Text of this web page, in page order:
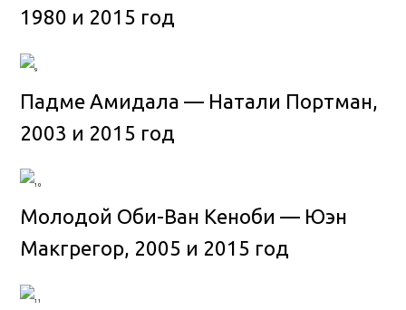
1980 и 2015 год
Падме Амидала — Натали Портман,
2003 и 2015 год
Молодой Оби-Ван Кеноби — Юэн
Макгрегор, 2005 и 2015 год